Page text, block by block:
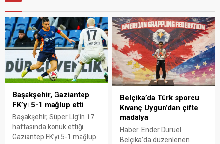
Başakşehir, Gaziantep
FK’yi 5-1 mağlup etti
Başakşehir, Süper Lig’in 17.
haftasında konuk ettiği
Gaziantep FK’yi 5-1 mağlup
Belçika’da Türk sporcu
Kıvanç Uygun’dan çifte
madalya
Haber: Ender Duruel
Belçika’da düzenlenen